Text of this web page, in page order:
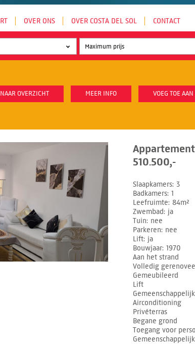
OVER ONS OVER COSTA DEL SOL CONTACT
OVERZICHT MEER INFO VOEG TOE
510.500,-
Slaapkamers 3
Badkamers 1
Leefruimte 84m²
Zwembad
ja
Tuin nee
Parkeren nee
Lift ja
Bouwjaar 1970
Aan het strand
Volledig
Gemeubileerd
Lift
Airconditioning
Privéterras
Begane grond
Toegang voor